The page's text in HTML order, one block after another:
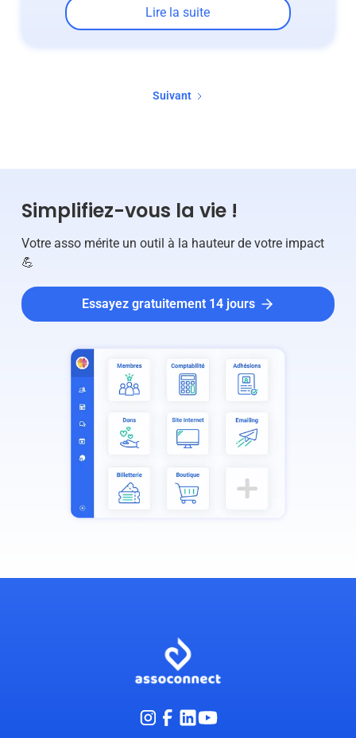
Lire la suite
Suivant
Simplifiez-vous la vie !
Votre asso mérite un outil à la hauteur de votre impact
💪
Essayez gratuitement 14 jours